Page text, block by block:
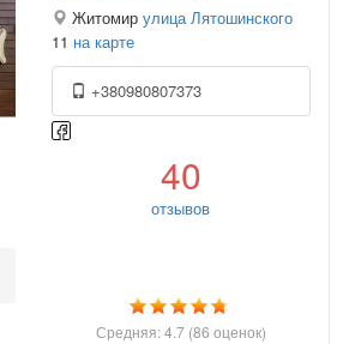
Житомир улица Лятошинского
11 на карте
+380980807373
40
отзывов
Средняя:4.7 (86 оценок)